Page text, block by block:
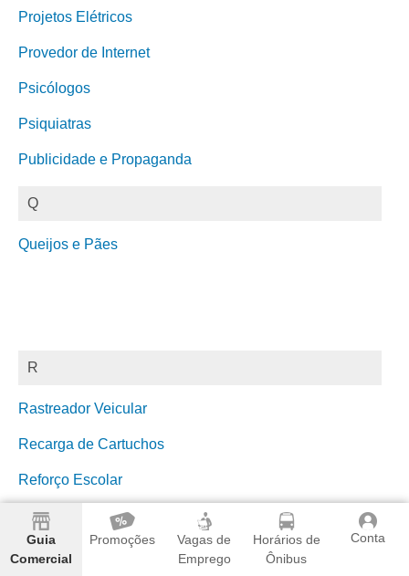
Guia
Comercial
Promoções
Vagas de
Emprego
Horários de
Ônibus
Conta
Projetos Elétricos
Provedor de Internet
Psicólogos
Psiquiatras
Publicidade e Propaganda
Q
Queijos e Pães
R
Rastreador Veicular
Recarga de Cartuchos
Reforço Escolar
Reforma de Estofados
Refrigeração